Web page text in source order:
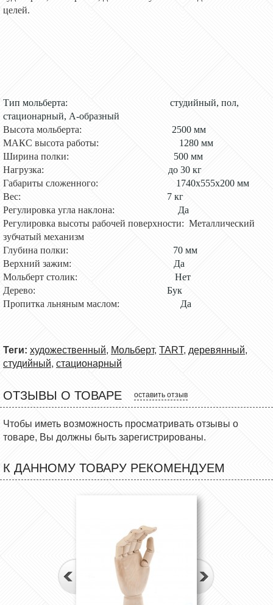
целей.
Тип мольберта:
студийный, пол,
стационарный, А-образный
Высота мольберта:
2500 мм
МАКС высота работы:
1280 мм
Ширина полки:
500 мм
Нагрузка:
до 30 кг
Габариты сложенного:
1740х555х200 мм
Вес:
7 кг
Регулировка угла наклона:
Да
Регулировка высоты рабочей поверхности: Металлический
зубчатый механизм
Глубина полки:
70 мм
Верхний зажим:
Да
Мольберт столик:
Нет
Дерево:
Бук
Пропитка льняным маслом:
Да
Теги: художественный, Мольберт, TART, деревянный,
студийный, стационарный
ОТЗЫВЫ О ТОВАРЕ оставить отзыв
Чтобы иметь возможность просматривать отзывы о
товаре, Вы должны быть зарегистрированы.
К ДАННОМУ ТОВАРУ РЕКОМЕНДУЕМ